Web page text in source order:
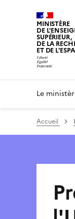
MINISTÈRE
DE
SUPÉRIEUR,
DE LA
ET DE
Le
Accueil